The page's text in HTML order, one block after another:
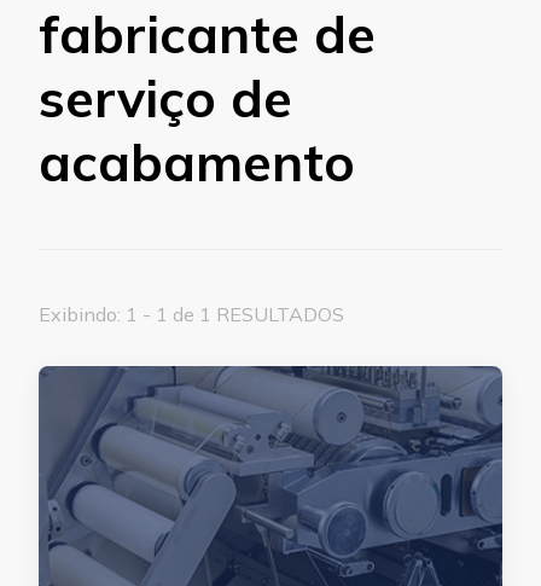
fabricante de
serviço de
acabamento
Exibindo: 1 - 1 de 1 RESULTADOS